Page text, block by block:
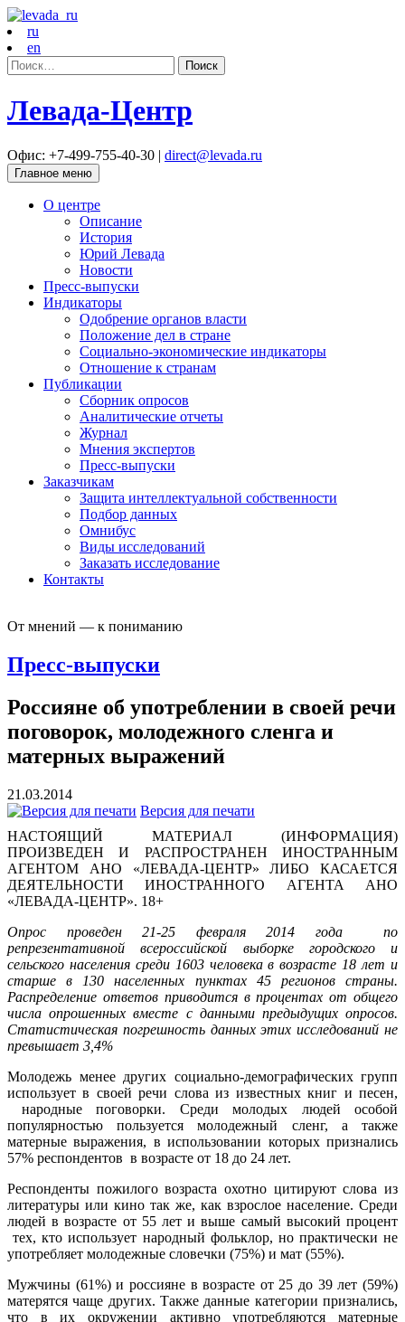
ru
en
Найти:
Левада-Центр
Офис: +7-499-755-40-30 | direct@levada.ru
Главное меню
О центре
Описание
История
Юрий Левада
Новости
Пресс-выпуски
Индикаторы
Одобрение органов власти
Положение дел в стране
Социально-экономические индикаторы
Отношение к странам
Публикации
Сборник опросов
Аналитические отчеты
Журнал
Мнения экспертов
Пресс-выпуски
Заказчикам
Защита интеллектуальной собственности
Подбор данных
Омнибус
Виды исследований
Заказать исследование
Контакты
От мнений — к пониманию
Пресс-выпуски
Россияне об употреблении в своей речи
поговорок, молодежного сленга и
матерных выражений
21.03.2014
Версия для печати
НАСТОЯЩИЙ МАТЕРИАЛ (ИНФОРМАЦИЯ)
ПРОИЗВЕДЕН И РАСПРОСТРАНЕН ИНОСТРАННЫМ
АГЕНТОМ АНО «ЛЕВАДА-ЦЕНТР» ЛИБО КАСАЕТСЯ
ДЕЯТЕЛЬНОСТИ ИНОСТРАННОГО АГЕНТА АНО
«ЛЕВАДА-ЦЕНТР». 18+
Опрос проведен 21-25 февраля 2014 года по
репрезентативной всероссийской выборке городского и
сельского населения среди 1603 человека в возрасте 18 лет и
старше в 130 населенных пунктах 45 регионов страны.
Распределение ответов приводится в процентах от общего
числа опрошенных вместе с данными предыдущих опросов.
Статистическая погрешность данных этих исследований не
превышает 3,4%
Молодежь менее других социально-демографических групп
использует в своей речи слова из известных книг и песен,
народные поговорки. Среди молодых людей особой
популярностью пользуется молодежный сленг, а также
матерные выражения, в использовании которых признались
57% респондентов в возрасте от 18 до 24 лет.
Респонденты пожилого возраста охотно цитируют слова из
литературы или кино так же, как взрослое население. Среди
людей в возрасте от 55 лет и выше самый высокий процент
тех, кто использует народный фольклор, но практически не
употребляет молодежные словечки (75%) и мат (55%).
Мужчины (61%) и россияне в возрасте от 25 до 39 лет (59%)
матерятся чаще других. Также данные категории признались,
что в их окружении активно употребляются матерные